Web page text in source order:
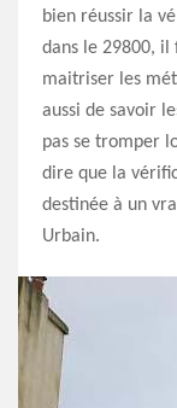
bien réussir la
dans le 29800, il
maitriser les
aussi de savoir
pas se tromper
dire que la
destinée à un
Urbain.